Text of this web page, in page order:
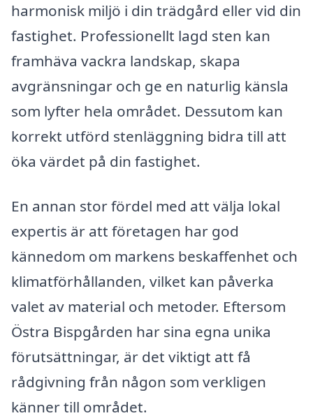
harmonisk miljö i din trädgård eller vid din
fastighet. Professionellt lagd sten kan
framhäva vackra landskap, skapa
avgränsningar och ge en naturlig känsla
som lyfter hela området. Dessutom kan
korrekt utförd stenläggning bidra till att
öka värdet på din fastighet.
En annan stor fördel med att välja lokal
expertis är att företagen har god
kännedom om markens beskaffenhet och
klimatförhållanden, vilket kan påverka
valet av material och metoder. Eftersom
Östra Bispgården har sina egna unika
förutsättningar, är det viktigt att få
rådgivning från någon som verkligen
känner till området.